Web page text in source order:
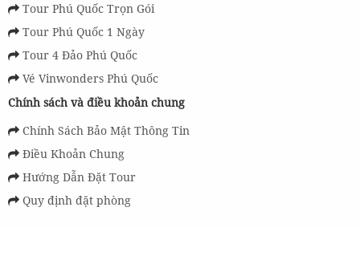
Tour Phú Quốc Trọn Gói
Tour Phú Quốc 1 Ngày
Tour 4 Đảo Phú Quốc
Vé Vinwonders Phú Quốc
Chính sách và điều khoản chung
Chính Sách Bảo Mật Thông Tin
Điều Khoản Chung
Hướng Dẫn Đặt Tour
Quy định đặt phòng